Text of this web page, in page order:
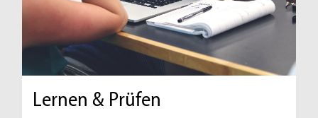
Lernen & Prüfen